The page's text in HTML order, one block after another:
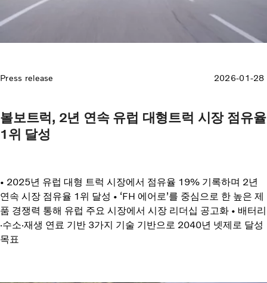
Press release 2026-01-28
볼보트럭, 2년 연속 유럽 대형트럭 시장 점유율
1위 달성
• 2025년 유럽 대형 트럭 시장에서 점유율 19% 기록하며 2년
연속 시장 점유율 1위 달성 • ‘FH 에어로’를 중심으로 한 높은 제
품 경쟁력 통해 유럽 주요 시장에서 시장 리더십 공고화 • 배터리
·수소·재생 연료 기반 3가지 기술 기반으로 2040년 넷제로 달성
목표